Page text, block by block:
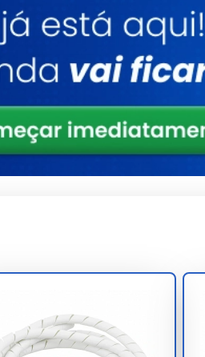
criteriosamente para garantir que
Estrutura
Validado sob
Design versátil
no sistema.
técnico.